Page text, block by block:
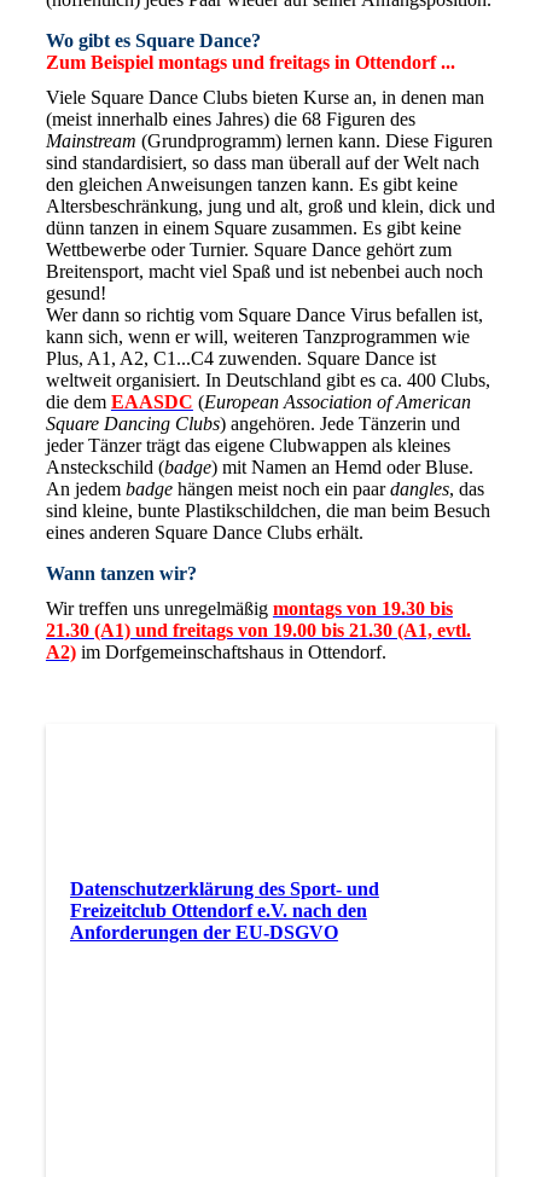
Wo gibt es Square Dance?
Zum Beispiel montags und freitags in Ottendorf ...
Viele Square Dance Clubs bieten Kurse an, in denen man
(meist innerhalb eines Jahres) die 68 Figuren des
Mainstream (Grundprogramm) lernen kann. Diese Figuren
sind standardisiert, so dass man überall auf der Welt nach
den gleichen Anweisungen tanzen kann. Es gibt keine
Altersbeschränkung, jung und alt, groß und klein, dick und
dünn tanzen in einem Square zusammen. Es gibt keine
Wettbewerbe oder Turnier. Square Dance gehört zum
Breitensport, macht viel Spaß und ist nebenbei auch noch
gesund!
Wer dann so richtig vom Square Dance Virus befallen ist,
kann sich, wenn er will, weiteren Tanzprogrammen wie
Plus, A1, A2, C1...C4 zuwenden. Square Dance ist
weltweit organisiert. In Deutschland gibt es ca. 400 Clubs,
die dem EAASDC (European Association of American
Square Dancing Clubs) angehören. Jede Tänzerin und
jeder Tänzer trägt das eigene Clubwappen als kleines
Ansteckschild (badge) mit Namen an Hemd oder Bluse.
An jedem badgehängen meist noch ein paardangles, das
sind kleine, bunte Plastikschildchen, die man beim Besuch
eines anderen Square Dance Clubs erhält.
Wann tanzen wir?
Wir treffen uns unregelmäßig montags von 19.30 bis
21.30 (A1) und freitags von 19.00 bis 21.30 (A1, evtl.
A2) im Dorfgemeinschaftshaus in Ottendorf.
Datenschutzerklärung des Sport- und
Freizeitclub Ottendorf e.V. nach den
Anforderungen der EU-DSGVO